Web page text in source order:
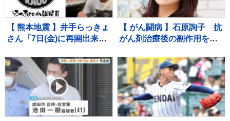
【 熊本地震 】井手らっきょ
さん「7日(金)に再開出来ま
本は1歩ずつ前へ進みます」
【 がん闘病 】石原詢子 抗
がん剤治療後の副作用を吐
ては来てます」